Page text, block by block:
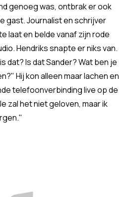
genoeg was, ontbrak er ook
gast. Journalist en schrijver
laat en belde vanaf zijn rode
Hendriks snapte er niks van.
dat? Is dat Sander? Wat ben je
Hij kon alleen maar lachen en
telefoonverbinding live op de
zal het niet geloven, maar ik